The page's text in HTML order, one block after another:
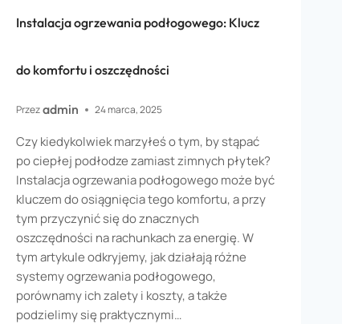
Instalacja ogrzewania podłogowego: Klucz
do komfortu i oszczędności
Przezadmin 24 marca, 2025
Czy kiedykolwiek marzyłeś o tym, by stąpać
po ciepłej podłodze zamiast zimnych płytek?
Instalacja ogrzewania podłogowego może być
kluczem do osiągnięcia tego komfortu, a przy
tym przyczynić się do znacznych
oszczędności na rachunkach za energię. W
tym artykule odkryjemy, jak działają różne
systemy ogrzewania podłogowego,
porównamy ich zalety i koszty, a także
podzielimy się praktycznymi…